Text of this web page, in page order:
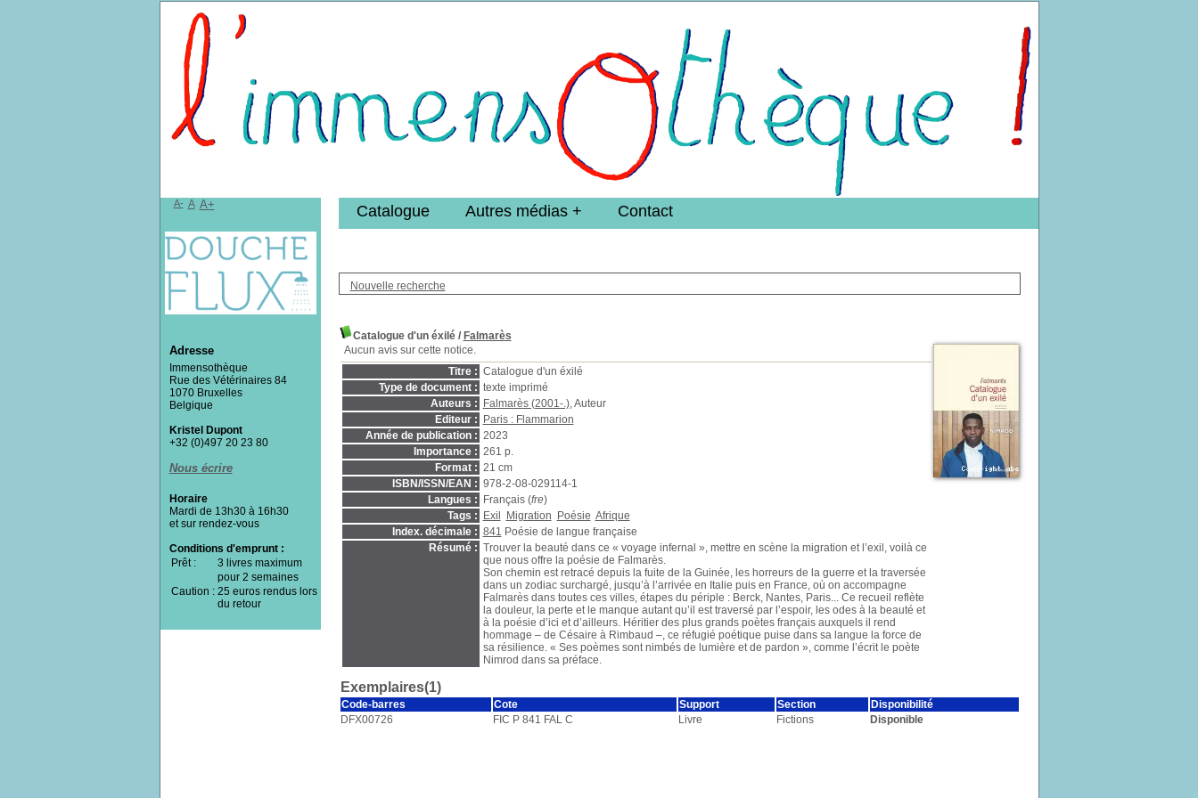
Nouvelle recherche
Catalogue d'un éxilé/ Falmarès
Aucun avis sur cette notice.
Titre : Catalogue d'un éxilé
Type de document : texte imprimé
Auteurs :
Falmarès (2001-.), Auteur
Editeur :
Paris : Flammarion
Année de publication : 2023
Importance : 261 p.
Format : 21 cm
ISBN/ISSN/EAN : 978-2-08-029114-1
Langues :
Français (fre)
Tags :
Exil Migration Poésie Afrique
Index. décimale : 841 Poésie de langue française
Résumé : Trouver la beauté dans ce « voyage infernal », mettre en scène la migration et l’exil, voilà ce
que nous offre la poésie de Falmarès.
Son chemin est retracé depuis la fuite de la Guinée, les horreurs de la guerre et la traversée
dans un zodiac surchargé, jusqu’à l’arrivée en Italie puis en France, où on accompagne
Falmarès dans toutes ces villes, étapes du périple : Berck, Nantes, Paris... Ce recueil reflète
la douleur, la perte et le manque autant qu’il est traversé par l’espoir, les odes à la beauté et
à la poésie d’ici et d’ailleurs. Héritier des plus grands poètes français auxquels il rend
hommage – de Césaire à Rimbaud –, ce réfugié poétique puise dans sa langue la force de
sa résilience. « Ses poèmes sont nimbés de lumière et de pardon », comme l’écrit le poète
Nimrod dans sa préface.
Exemplaires(1)
Code-barres Cote Support Section
Disponibilité
DFX00726
FIC P 841 FAL C Livre Fictions Disponible
Catalogue Autres médias Contact
A- A A+
Adresse
Immensothèque
Rue des Vétérinaires 84
1070 Bruxelles
Belgique
Kristel Dupont
+32 (0)497 20 23 80
Nous écrire
Horaire
Mardi de 13h30 à 16h30
et sur rendez-vous
Conditions d'emprunt :
Prêt :
3 livres maximum
pour 2 semaines
Caution : 25 euros rendus lors
du retour